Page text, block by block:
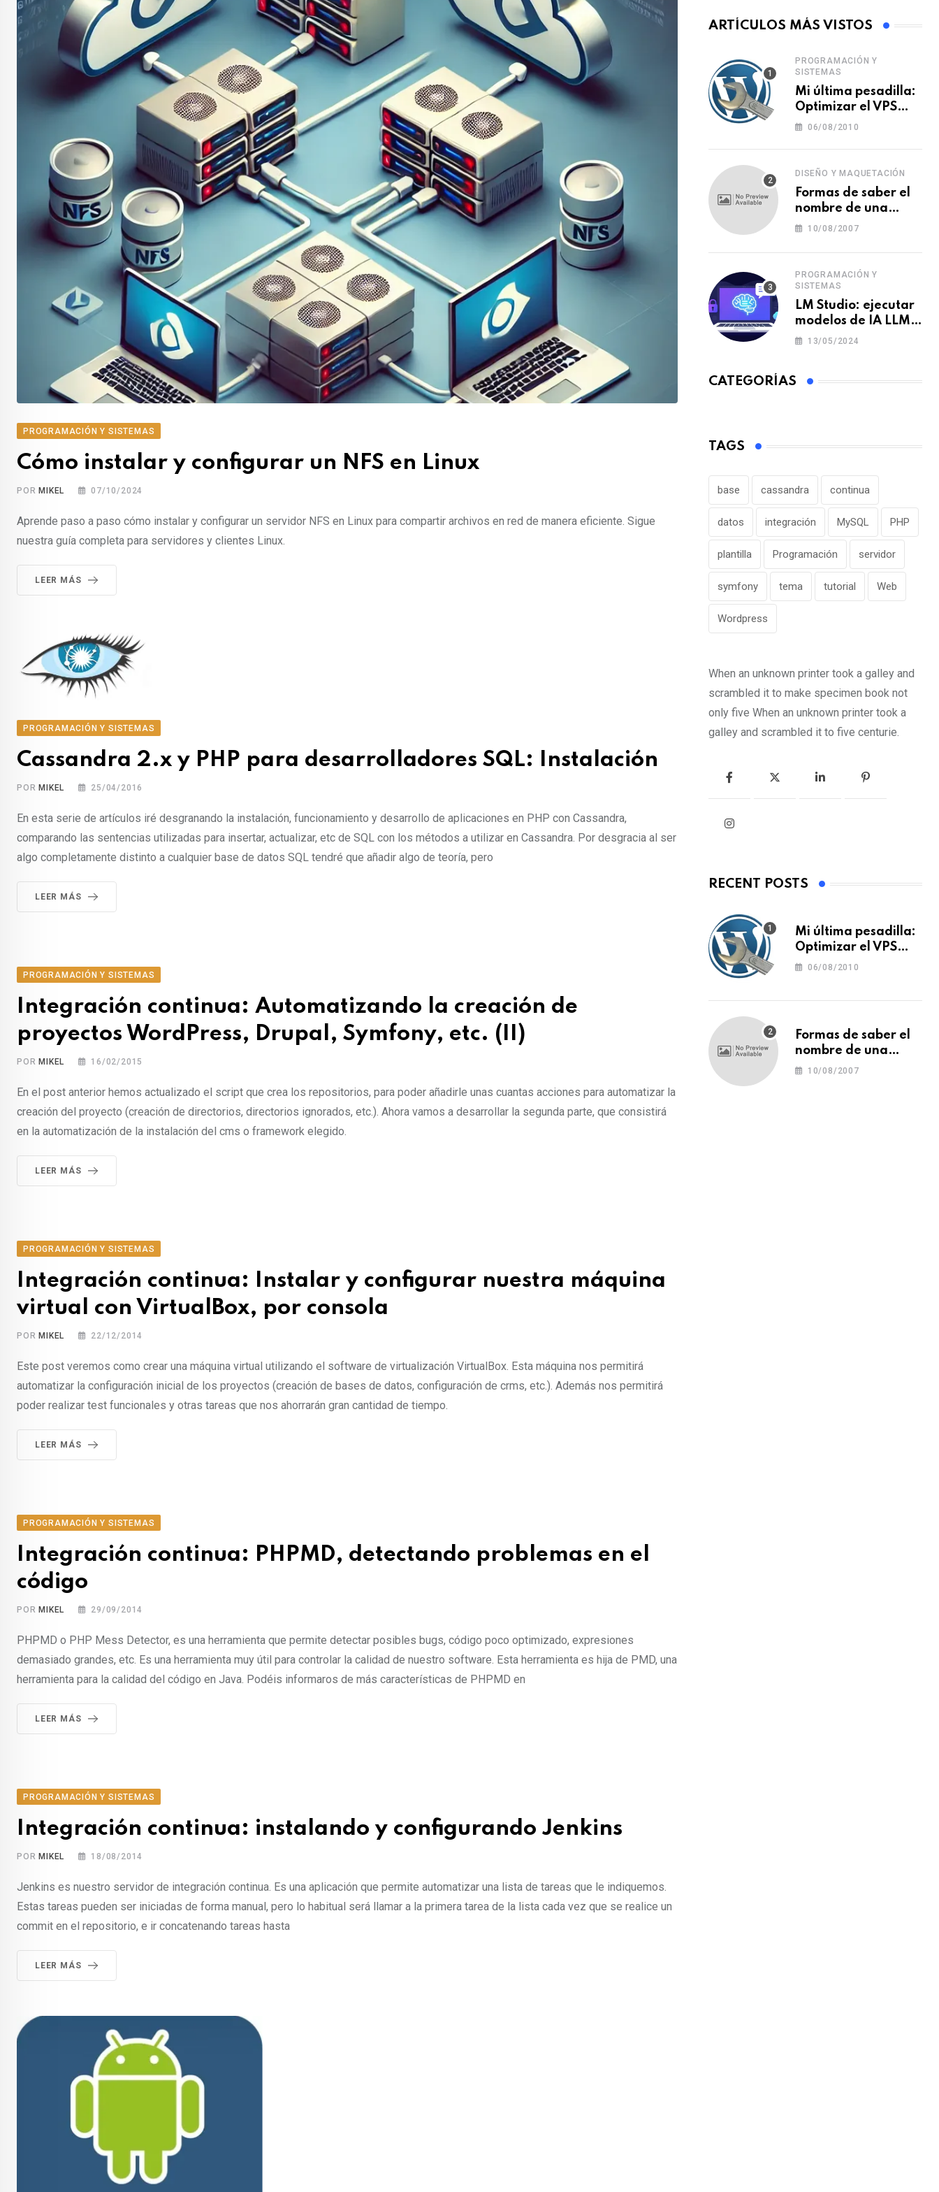
PROGRAMACIÓN Y SISTEMAS
Cómo instalar y configurar un NFS en Linux
PORMIKEL 07/10/2024
Aprende paso a paso cómo instalar y configurar un servidor NFS en Linux para compartir archivos en red de manera eficiente. Sigue
nuestra guía completa para servidores y clientes Linux.
LEER MÁS
PROGRAMACIÓN Y SISTEMAS
Cassandra 2.x y PHP para desarrolladores SQL: Instalación
PORMIKEL 25/04/2016
En esta serie de artículos iré desgranando la instalación, funcionamiento y desarrollo de aplicaciones en PHP con Cassandra,
comparando las sentencias utilizadas para insertar, actualizar, etc de SQL con los métodos a utilizar en Cassandra. Por desgracia al ser
algo completamente distinto a cualquier base de datos SQL tendré que añadir algo de teoría, pero
LEER MÁS
PROGRAMACIÓN Y SISTEMAS
Integración continua: Automatizando la creación de
proyectos WordPress, Drupal, Symfony, etc. (II)
PORMIKEL 16/02/2015
En el post anterior hemos actualizado el script que crea los repositorios, para poder añadirle unas cuantas acciones para automatizar la
creación del proyecto (creación de directorios, directorios ignorados, etc.). Ahora vamos a desarrollar la segunda parte, que consistirá
en la automatización de la instalación del cms o framework elegido.
LEER MÁS
PROGRAMACIÓN Y SISTEMAS
Integración continua: Instalar y configurar nuestra máquina
virtual con VirtualBox, por consola
PORMIKEL 22/12/2014
Este post veremos como crear una máquina virtual utilizando el software de virtualización VirtualBox. Esta máquina nos permitirá
automatizar la configuración inicial de los proyectos (creación de bases de datos, configuración de crms, etc.). Además nos permitirá
poder realizar test funcionales y otras tareas que nos ahorrarán gran cantidad de tiempo.
LEER MÁS
PROGRAMACIÓN Y SISTEMAS
Integración continua: PHPMD, detectando problemas en el
código
PORMIKEL 29/09/2014
PHPMD o PHP Mess Detector, es una herramienta que permite detectar posibles bugs, código poco optimizado, expresiones
demasiado grandes, etc. Es una herramienta muy útil para controlar la calidad de nuestro software. Esta herramienta es hija de PMD, una
herramienta para la calidad del código en Java. Podéis informaros de más características de PHPMD en
LEER MÁS
PROGRAMACIÓN Y SISTEMAS
Integración continua: instalando y configurando Jenkins
PORMIKEL 18/08/2014
Jenkins es nuestro servidor de integración continua. Es una aplicación que permite automatizar una lista de tareas que le indiquemos.
Estas tareas pueden ser iniciadas de forma manual, pero lo habitual será llamar a la primera tarea de la lista cada vez que se realice un
commit en el repositorio, e ir concatenando tareas hasta
LEER MÁS
ARTÍCULOS MÁS VISTOS
PROGRAMACIÓN Y
SISTEMAS
Mi última pesadilla:
Optimizar el VPS
para WordPress
06/08/2010
DISEÑO Y MAQUETACIÓN
Formas de saber el
nombre de una
tipografía (o una
letra)
10/08/2007
PROGRAMACIÓN Y
SISTEMAS
LM Studio: ejecutar
modelos de IA LLM
en un portátil o pc y
13/05/2024
CATEGORÍAS
TAGS
base cassandra continua
datos integración MySQL PHP
plantilla Programación servidor
symfony tema tutorial Web
Wordpress
When an unknown printer took a galley and
scrambled it to make specimen book not
only five When an unknown printer took a
galley and scrambled it to five centurie.
RECENT POSTS
Mi última pesadilla:
Optimizar el VPS
para WordPress
06/08/2010
Formas de saber el
nombre de una
tipografía (o una
10/08/2007